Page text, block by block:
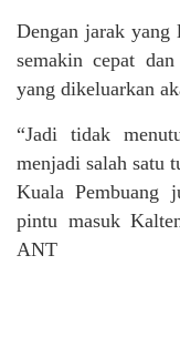
Dengan jarak yang
semakin cepat
yang dikeluarkan
“Jadi tidak
menjadi salah satu
Kuala Pembuang
pintu masuk
ANT